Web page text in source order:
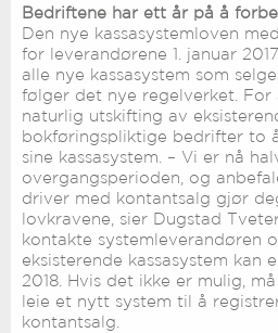
Bedriftene har ett år på å
Den nye kassasystemloven
for leverandørene 1. januar
alle nye kassasystem som
følger det nye regelverket.
naturlig utskifting av
bokføringspliktige bedrifter to
sine kassasystem. – Vi er nå
overgangsperioden, og
driver med kontantsalg gjør
lovkravene, sier Dugstad
kontakte systemleverandøren
eksisterende kassasystem kan
2018. Hvis det ikke er mulig,
leie et nytt system til å
kontantsalg.